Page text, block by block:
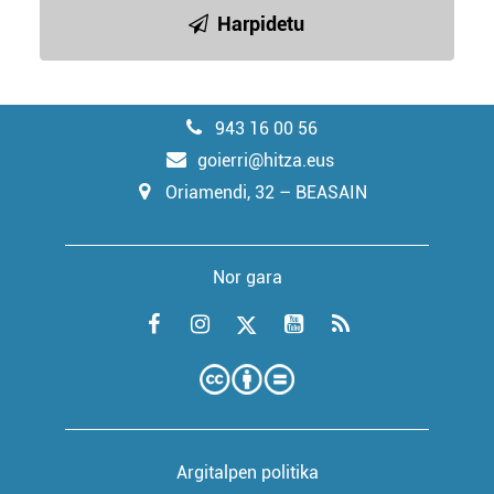
Harpidetu
943 16 00 56
goierri@hitza.eus
Oriamendi, 32 – BEASAIN
Nor gara
Argitalpen politika